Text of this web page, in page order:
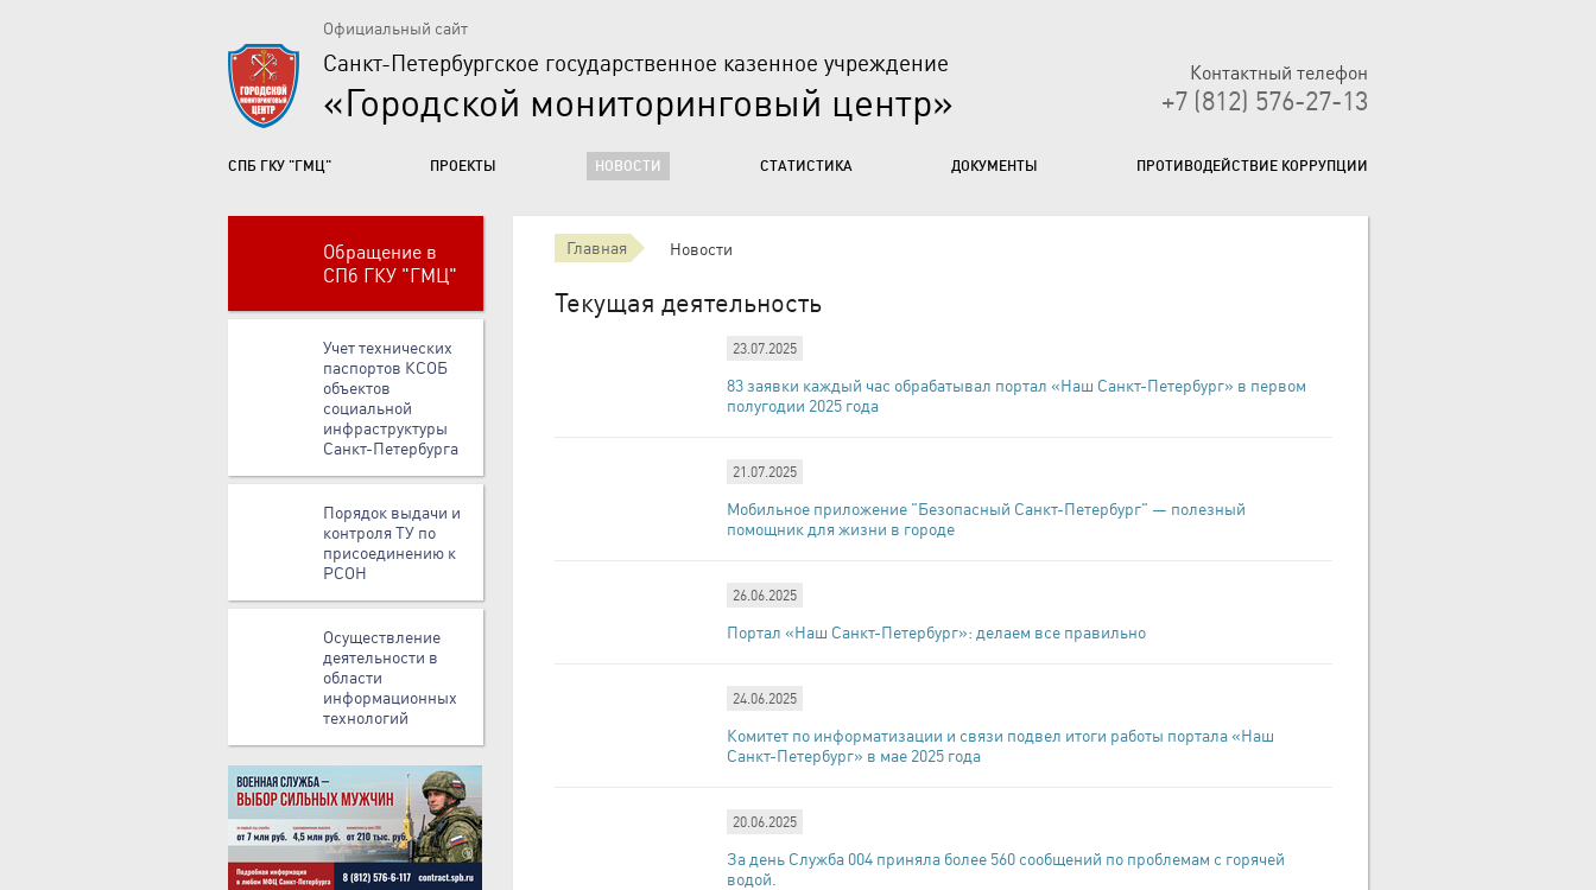
Официальный сайт
Санкт-Петербургское государственное казенное учреждение
«Городской мониторинговый центр»
Контактный телефон
+7 (812) 576-27-13
СПБ ГКУ "ГМЦ" ПРОЕКТЫ НОВОСТИ СТАТИСТИКА ДОКУМЕНТЫ ПРОТИВОДЕЙСТВИЕ КОРРУПЦИИ
Обращение в
СПб ГКУ "ГМЦ"
Учет технических
паспортов КСОБ
объектов
социальной
инфраструктуры
Санкт-Петербурга
Порядок выдачи и
контроля ТУ по
присоединению к
РСОН
Осуществление
деятельности в
области
информационных
технологий
Главная Новости
Текущая деятельность
23.07.2025
83 заявки каждый час обрабатывал портал «Наш Санкт-Петербург» в первом
полугодии 2025 года
21.07.2025
Мобильное приложение "Безопасный Санкт-Петербург" — полезный
помощник для жизни в городе
26.06.2025
Портал «Наш Санкт-Петербург»: делаем все правильно
24.06.2025
Комитет по информатизации и связи подвел итоги работы портала «Наш
Санкт-Петербург» в мае 2025 года
20.06.2025
За день Служба 004 приняла более 560 сообщений по проблемам с горячей
водой.